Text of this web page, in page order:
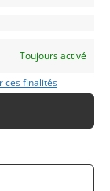
Toujours activé
ces finalités